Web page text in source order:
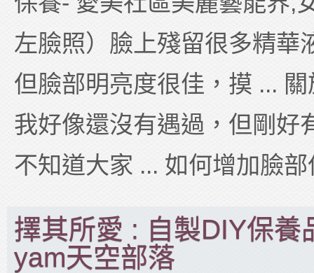
左臉照）臉上殘留很多精華
但臉部明亮度很佳，摸 ...
我好像還沒有遇過，但剛好
不知道大家 ... 如何增加臉部
擇其所愛 : 自製DIY保養
yam天空部落